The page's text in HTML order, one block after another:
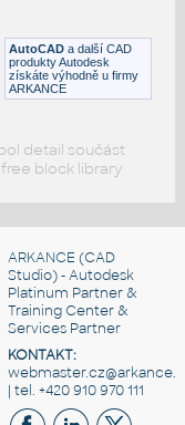
AutoCAD a další CAD
produkty Autodesk
získáte výhodně u firmy
ARKANCE
detail součást
block library
ARKANCE (CAD
Studio) - Autodesk
Platinum Partner &
Training Center &
Services Partner
KONTAKT:
| tel. +420 910 970 111